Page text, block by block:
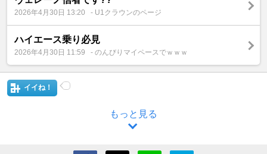
2026年4月30日 13:20 - U1クラウンのページ
ハイエース乗り必見
2026年4月30日 11:59 - のんびりマイペースでｗｗｗ
イイね！
もっと見る